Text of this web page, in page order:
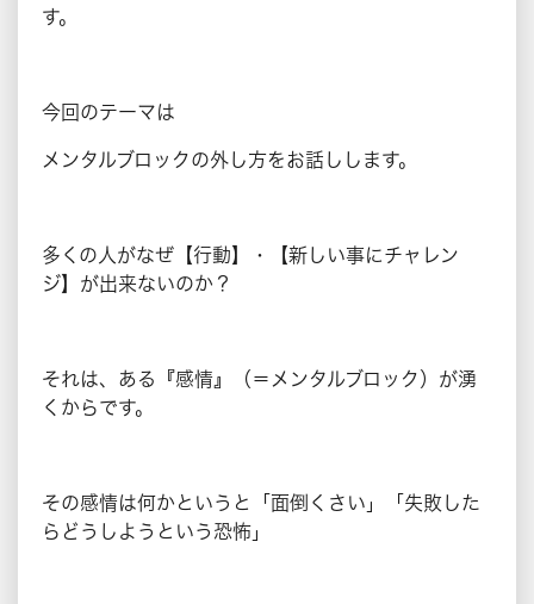
す。
今回のテーマは
メンタルブロックの外し方をお話しします。
多くの人がなぜ【行動】・【新しい事にチャレン
ジ】が出来ないのか？
それは、ある『感情』（＝メンタルブロック）が湧
くからです。
その感情は何かというと「面倒くさい」「失敗した
らどうしようという恐怖」